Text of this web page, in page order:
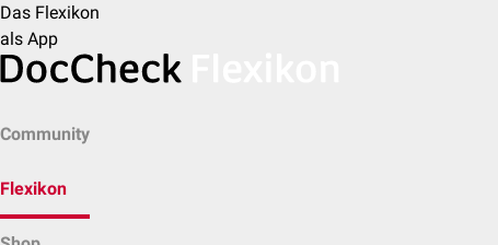
Das Flexikon
als App
Community
Flexikon